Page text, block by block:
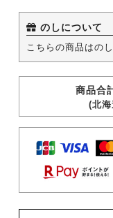
のしについて
こちらの商品はの
商品合
(北